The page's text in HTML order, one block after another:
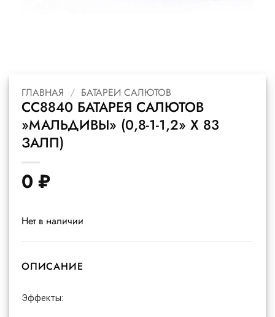
ГЛАВНАЯ / БАТАРЕИ САЛЮТОВ
СС8840 БАТАРЕЯ САЛЮТОВ
»МАЛЬДИВЫ» (0,8-1-1,2» X 83
ЗАЛП)
0 ₽
Нет в наличии
ОПИСАНИЕ
Эффекты: